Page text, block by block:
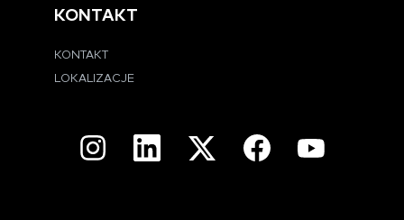
KONTAKT
KONTAKT
LOKALIZACJE